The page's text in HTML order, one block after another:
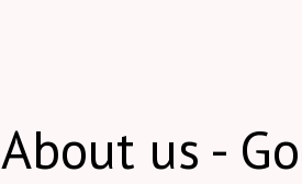
About us -